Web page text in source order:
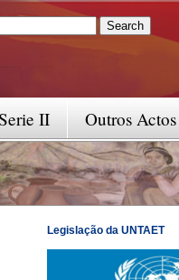
form
Outros Actos
II
Legislação da UNTAET